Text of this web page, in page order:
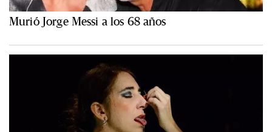
Murió Jorge Messi a los 68 años